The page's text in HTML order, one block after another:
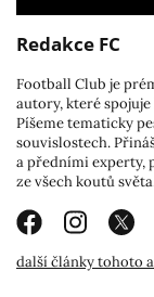
Redakce FC
Football Club je
autory, které
Píšeme tematicky
souvislostech.
a předními experty,
ze všech koutů
další články tohoto